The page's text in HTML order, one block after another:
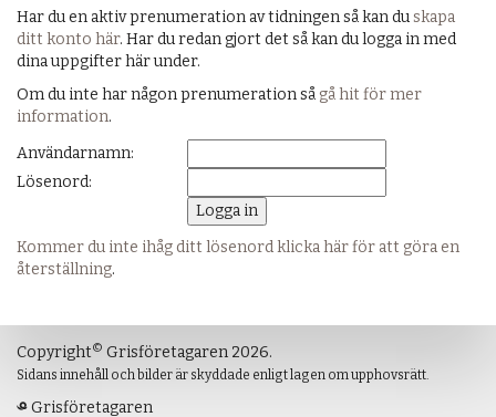
Har du en aktiv prenumeration av tidningen så kan duskapa
ditt konto här. Har du redan gjort det så kan du logga in med
dina uppgifter här under.
Om du inte har någon prenumeration så gå hit för mer
information.
Användarnamn:
Lösenord:
Kommer du inte ihåg ditt lösenord klicka här för att göra en
återställning.
Copyright© Grisföretagaren 2026.
Sidans innehåll och bilder är skyddade enligt lagen om upphovsrätt.
Grisföretagaren